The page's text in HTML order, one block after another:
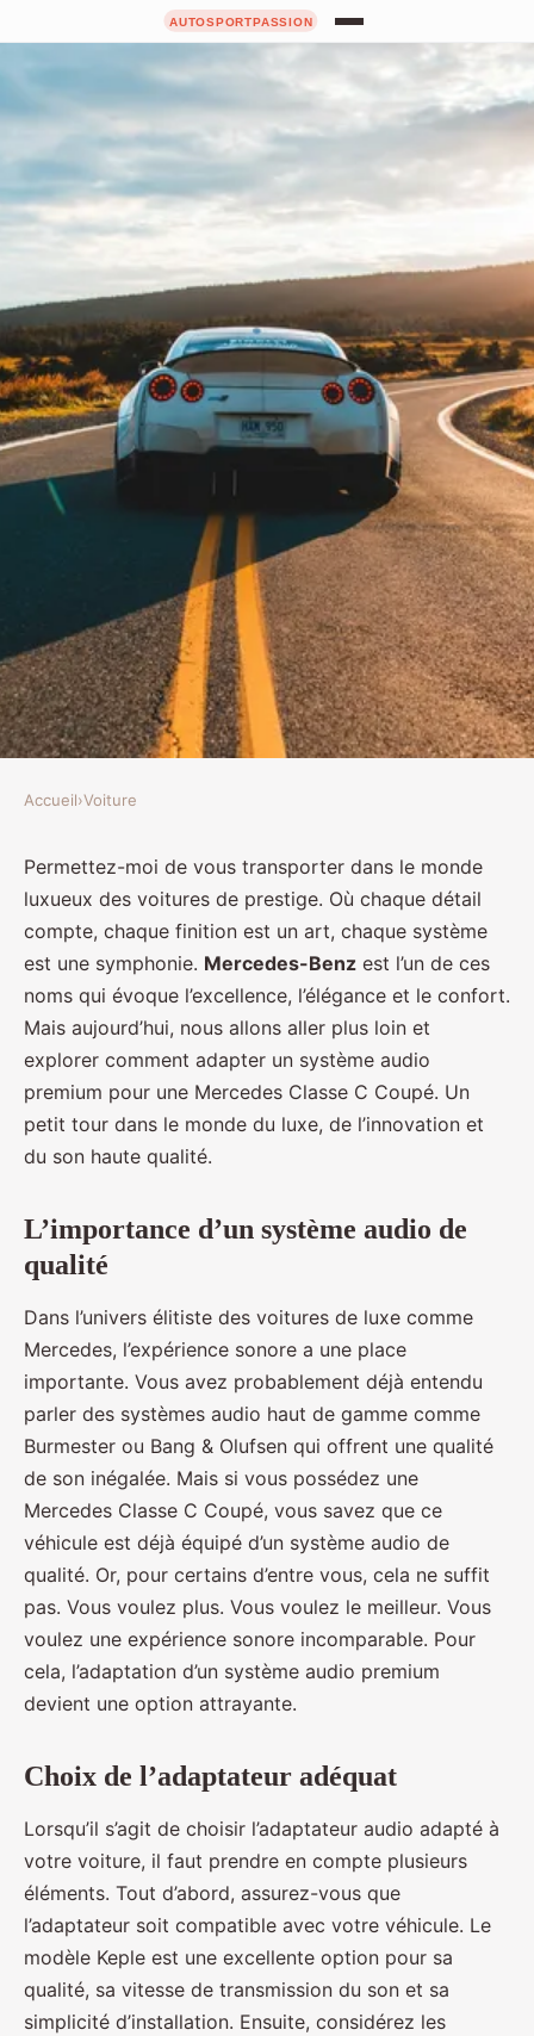
Comment adapter un système
audio premium pour une
Mercedes Classe C Coupé?
Lola•8 avril 2024•4 min de lecture
Accueil›Voiture
Permettez-moi de vous transporter dans le monde
luxueux des voitures de prestige. Où chaque détail
compte, chaque finition est un art, chaque système
est une symphonie. Mercedes-Benz est l’un de ces
noms qui évoque l’excellence, l’élégance et le confort.
Mais aujourd’hui, nous allons aller plus loin et
explorer comment adapter un système audio
premium pour une Mercedes Classe C Coupé. Un
petit tour dans le monde du luxe, de l’innovation et
du son haute qualité.
L’importance d’un système audio de
qualité
Dans l’univers élitiste des voitures de luxe comme
Mercedes, l’expérience sonore a une place
importante. Vous avez probablement déjà entendu
parler des systèmes audio haut de gamme comme
Burmester ou Bang & Olufsen qui offrent une qualité
de son inégalée. Mais si vous possédez une
Mercedes Classe C Coupé, vous savez que ce
véhicule est déjà équipé d’un système audio de
qualité. Or, pour certains d’entre vous, cela ne suffit
pas. Vous voulez plus. Vous voulez le meilleur. Vous
voulez une expérience sonore incomparable. Pour
cela, l’adaptation d’un système audio premium
devient une option attrayante.
Choix de l’adaptateur adéquat
Lorsqu’il s’agit de choisir l’adaptateur audio adapté à
votre voiture, il faut prendre en compte plusieurs
éléments. Tout d’abord, assurez-vous que
l’adaptateur soit compatible avec votre véhicule. Le
modèle Keple est une excellente option pour sa
qualité, sa vitesse de transmission du son et sa
simplicité d’installation. Ensuite, considérez les